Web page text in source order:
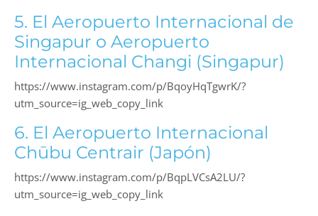
5. El Aeropuerto Internacional de
Singapur o Aeropuerto
Internacional Changi (Singapur)
https://www.instagram.com/p/BqoyHqTgwrK/?
utm_source=ig_web_copy_link
6. El Aeropuerto Internacional
Chūbu Centrair (Japón)
https://www.instagram.com/p/BqpLVCsA2LU/?
utm_source=ig_web_copy_link